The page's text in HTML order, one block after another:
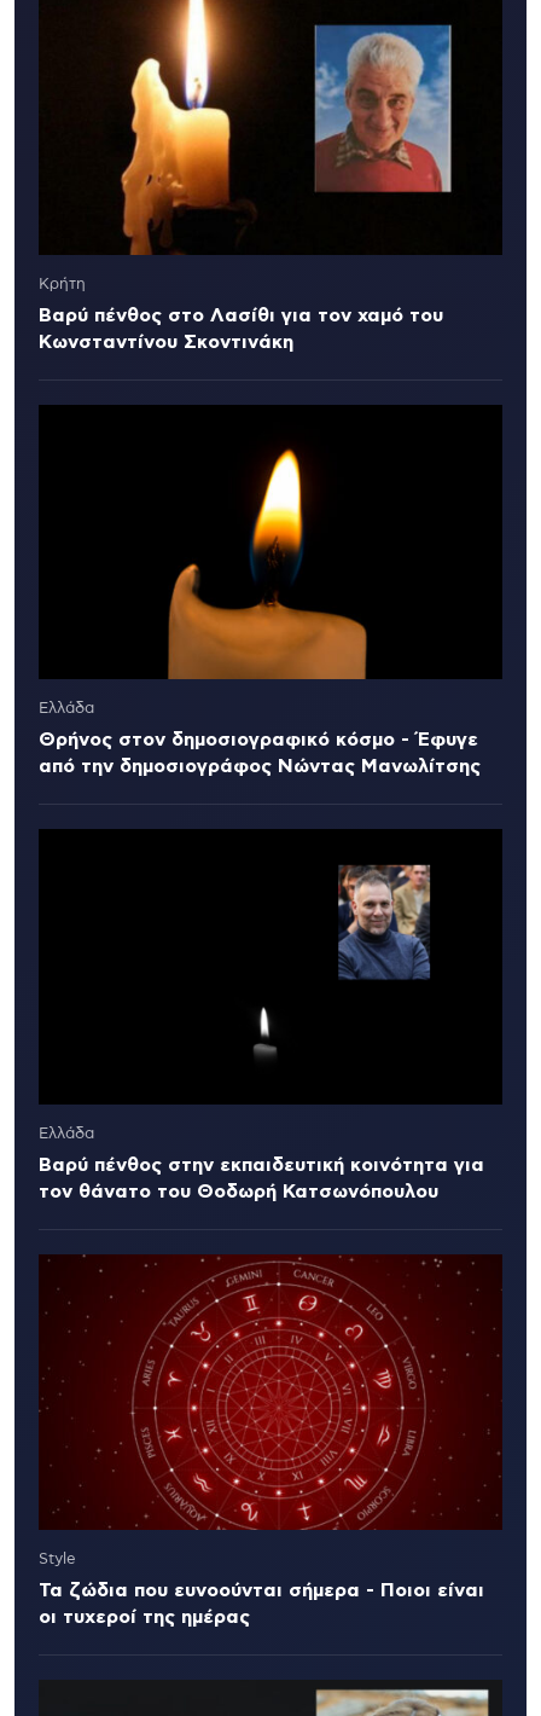
Κρήτη
Βαρύ πένθος στο Λασίθι για τον χαμό του
Κωνσταντίνου Σκοντινάκη
Ελλάδα
Θρήνος στον δημοσιογραφικό κόσμο - Έφυγε
από την δημοσιογράφος Νώντας Μανωλίτσης
Ελλάδα
Βαρύ πένθος στην εκπαιδευτική κοινότητα για
τον θάνατο του Θοδωρή Κατσωνόπουλου
Style
Τα ζώδια που ευνοούνται σήμερα - Ποιοι είναι
οι τυχεροί της ημέρας